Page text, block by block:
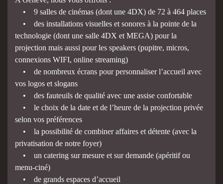
• 9 salles de cinémas (dont une 4DX) de 72 à 464 places
• des installations visuelles et sonores à la pointe de la
technologie (dont une salle 4DX et MEGA) pour la
projection mais aussi pour les speakers (pupitre, micros,
connexions WIFI, online streaming)
• de nombreux écrans pour personnaliser l’accueil avec
vos logos et slogans
• des fauteuils de qualité avec une assise confortable
• le choix de la date et de l’heure de la projection privée
selon vos préférences
• la possibilité de combiner affaires et détente (avec la
privatisation de notre foyer)
• un catering sur mesure et sur demande (apéritif ou
menu-ciné)
• de grands espaces d’accueil